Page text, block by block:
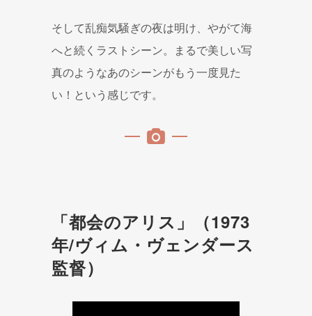
そして乱痴気騒ぎの夜は明け、やがて海
へと続くラストシーン。まるで美しい写
真のようなあのシーンがもう一度見た
い！という感じです。
「都会のアリス」（1973
年/ヴィム・ヴェンダース
監督）